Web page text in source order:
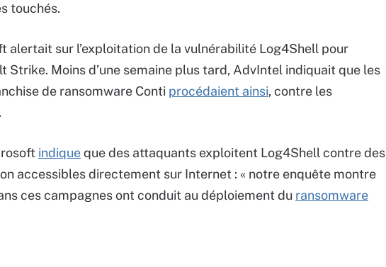
touchés.
alertait sur l’exploitation de la vulnérabilité Log4Shell pour
Strike. Moins d’une semaine plus tard, AdvIntel indiquait que les
de ransomware Conti procédaient ainsi, contre les
indiqueque des attaquants exploitent Log4Shell contre des
accessibles directement sur Internet : « notre enquête montre
ces campagnes ont conduit au déploiement du ransomware